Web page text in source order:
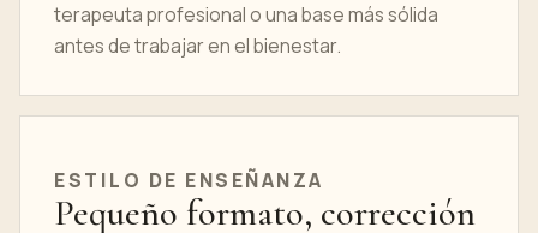
terapeuta profesional o una base más sólida
antes de trabajar en el bienestar.
ESTILO DE ENSEÑANZA
Pequeño formato, corrección